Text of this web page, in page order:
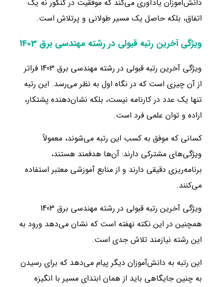
دانش‌آموزان یادآوری می‌کند که موفقیت در کنکور نه یک
اتفاق، بلکه حاصل یک مسیر طولانی و پرتلاش است.
ویژگی آخرین رتبه قبولی در رشته مهندسی برق 1403
ویژگی آخرین رتبه قبولی در رشته مهندسی برق 1403 فراتر
از آن چیزی است که در نگاه اول به نظر می‌رسد. این رتبه
تنها یک عدد در کارنامه نیست، بلکه نشان‌دهنده پشتکار،
اراده و توان علمی فرد است.
کسانی که موفق به کسب این رتبه می‌شوند، معمولاً
ویژگی‌های مشترکی دارند: آن‌ها هدفمند هستند،
برنامه‌ریزی دقیقی دارند و از منابع آموزشی معتبر استفاده
می‌کنند.
ویژگی آخرین رتبه قبولی در رشته مهندسی برق 1403
همچنین در این نکته نهفته است که نشان می‌دهد ورود به
این رشته نیازمند تلاش جدی است.
این رتبه به دانش‌آموزان دیگر پیام می‌دهد که برای رسیدن
به چنین جایگاهی باید از همان ابتدای مسیر با انگیزه